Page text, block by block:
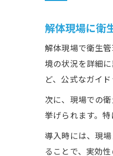
解体現場に衛
解体現場で衛生
境の状況を詳細
ど、公式なガイ
次に、現場での
挙げられます。
導入時には、現
ることで、実効